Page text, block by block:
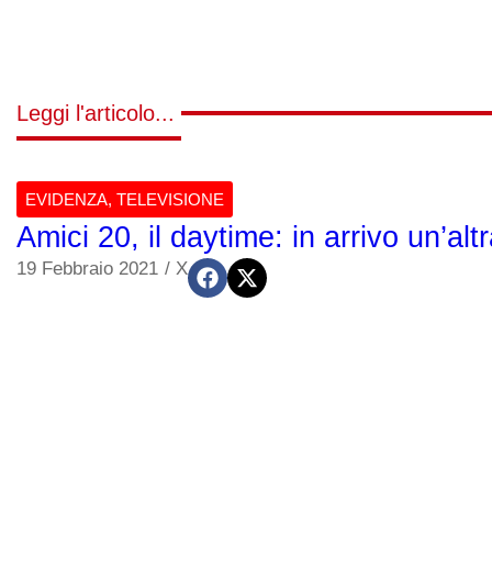
Leggi l'articolo...
EVIDENZA, TELEVISIONE
Amici 20, il daytime: in arrivo
19 Febbraio 2021 / X